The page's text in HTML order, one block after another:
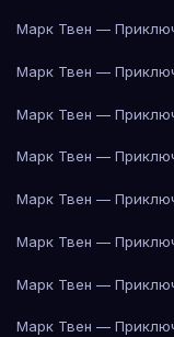
Марк Твен —
Марк Твен —
Марк Твен —
Марк Твен —
Марк Твен —
Марк Твен —
Марк Твен —
Марк Твен —